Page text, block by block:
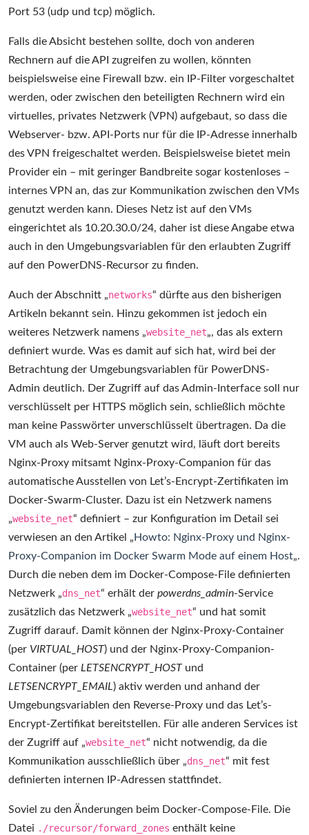
Port 53 (udp und tcp) möglich.
Falls die Absicht bestehen sollte, doch von anderen
Rechnern auf die API zugreifen zu wollen, könnten
beispielsweise eine Firewall bzw. ein IP-Filter vorgeschaltet
werden, oder zwischen den beteiligten Rechnern wird ein
virtuelles, privates Netzwerk (VPN) aufgebaut, so dass die
Webserver- bzw. API-Ports nur für die IP-Adresse innerhalb
des VPN freigeschaltet werden. Beispielsweise bietet mein
Provider ein – mit geringer Bandbreite sogar kostenloses –
internes VPN an, das zur Kommunikation zwischen den VMs
genutzt werden kann. Dieses Netz ist auf den VMs
eingerichtet als 10.20.30.0/24, daher ist diese Angabe etwa
auch in den Umgebungsvariablen für den erlaubten Zugriff
auf den PowerDNS-Recursor zu finden.
Auch der Abschnitt „networks“ dürfte aus den bisherigen
Artikeln bekannt sein. Hinzu gekommen ist jedoch ein
weiteres Netzwerk namens „website_net„, das als extern
definiert wurde. Was es damit auf sich hat, wird bei der
Betrachtung der Umgebungsvariablen für PowerDNS-
Admin deutlich. Der Zugriff auf das Admin-Interface soll nur
verschlüsselt per HTTPS möglich sein, schließlich möchte
man keine Passwörter unverschlüsselt übertragen. Da die
VM auch als Web-Server genutzt wird, läuft dort bereits
Nginx-Proxy mitsamt Nginx-Proxy-Companion für das
automatische Ausstellen von Let’s-Encrypt-Zertifikaten im
Docker-Swarm-Cluster. Dazu ist ein Netzwerk namens
„website_net“ definiert – zur Konfiguration im Detail sei
verwiesen an den Artikel „ Howto: Nginx-Proxy und Nginx-
Proxy-Companion im Docker Swarm Mode auf einem Host„.
Durch die neben dem im Docker-Compose-File definierten
Netzwerk „dns_net“ erhält der powerdns_admin-Service
zusätzlich das Netzwerk „website_net“ und hat somit
Zugriff darauf. Damit können der Nginx-Proxy-Container
(per VIRTUAL_HOST) und der Nginx-Proxy-Companion-
Container (per LETSENCRYPT_HOSTund
LETSENCRYPT_EMAIL) aktiv werden und anhand der
Umgebungsvariablen den Reverse-Proxy und das Let’s-
Encrypt-Zertifikat bereitstellen. Für alle anderen Services ist
der Zugriff auf „website_net“ nicht notwendig, da die
Kommunikation ausschließlich über „dns_net“ mit fest
definierten internen IP-Adressen stattfindet.
Soviel zu den Änderungen beim Docker-Compose-File. Die
Datei ./recursor/forward_zones enthält keine